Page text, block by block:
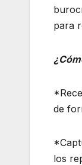
para
de
los